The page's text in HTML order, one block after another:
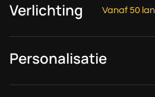
Verlichting Vanaf 50
Personalisatie